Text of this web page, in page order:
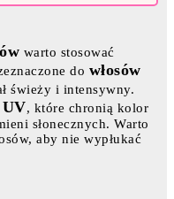
warto stosować
do włosów
świeży i intensywny.
, które chronią kolor
słonecznych. Warto
aby nie wypłukać